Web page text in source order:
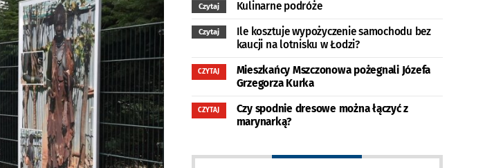
Czytaj Kulinarne podróże
Czytaj
Ile kosztuje wypożyczenie samochodu bez
kaucji na lotnisku w Łodzi?
CZYTAJ
Mieszkańcy Mszczonowa pożegnali Józefa
Grzegorza Kurka
CZYTAJ
Czy spodnie dresowe można łączyć z
marynarką?